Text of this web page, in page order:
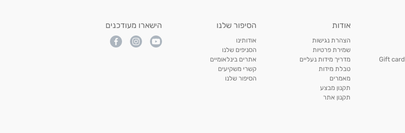
אודות
הצהרת נגישות
שמירת פרטיות
מדריך מידות נעליים
טבלת מידות
מאמרים
תקנון מבצע
תקנון אתר
הסיפור שלנו
אודותינו
הסניפים שלנו
אתרים בינלאומיים
קשרי משקיעים
הסיפור שלנו
הישארו מעודכנים